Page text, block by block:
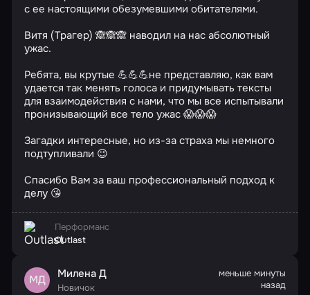
с ее настоящими обезумевшими обитателями.
Витя (Трагер) 🙈🙈🙈 наводил на нас абсолютный
ужас.
Ребята, вы крутые 💪💪💪не представляю, как вам
удается так менять голоса и придумывать тексты
для взаимодействия с нами, что мы все испытывали
пронизывающий все тело ужас 😱😱😱
Загадки интересные, но из-за страха мы немного
подтупливали 😉
Спасибо Вам за ваш профессиональный подход к
делу 😘
Перформанс
Outlast
МД Милена Д
Новичок
меньше минуты
назад